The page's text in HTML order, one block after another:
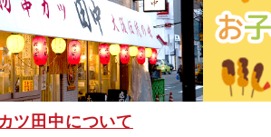
ツ田中について